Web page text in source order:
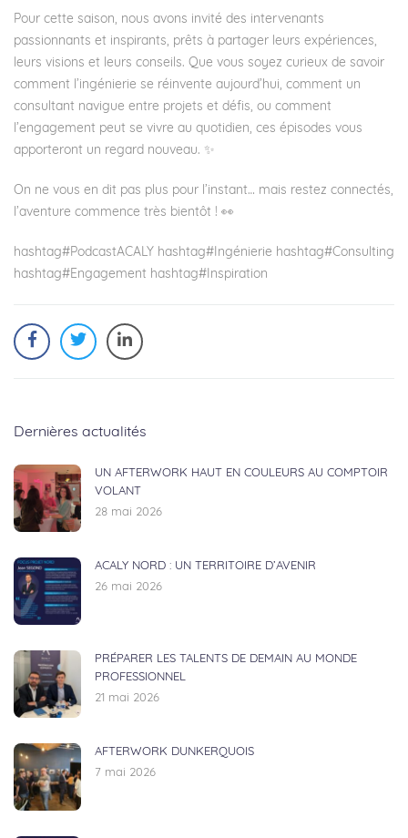
Pour cette saison, nous avons invité des intervenants
passionnants et inspirants, prêts à partager leurs expériences,
leurs visions et leurs conseils. Que vous soyez curieux de savoir
comment l’ingénierie se réinvente aujourd’hui, comment un
consultant navigue entre projets et défis, ou comment
l’engagement peut se vivre au quotidien, ces épisodes vous
apporteront un regard nouveau. ✨
On ne vous en dit pas plus pour l’instant… mais restez connectés,
l’aventure commence très bientôt ! 👀
hashtag#PodcastACALY hashtag#Ingénierie hashtag#Consulting
hashtag#Engagement hashtag#Inspiration
Dernières actualités
UN AFTERWORK HAUT EN COULEURS AU COMPTOIR
VOLANT
28 mai 2026
ACALY NORD : UN TERRITOIRE D’AVENIR
26 mai 2026
PRÉPARER LES TALENTS DE DEMAIN AU MONDE
PROFESSIONNEL
21 mai 2026
AFTERWORK DUNKERQUOIS
7 mai 2026